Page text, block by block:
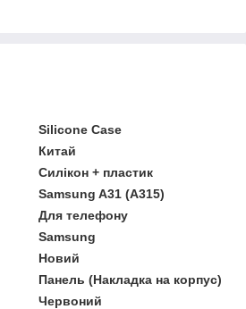
Silicone Case
Китай
Силікон + пластик
Samsung A31 (A315)
Для телефону
Samsung
Новий
Панель (Накладка на корпус)
Червоний